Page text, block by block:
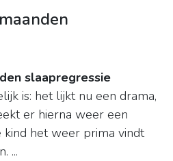
slaapregressie
is: het lijkt nu een drama,
er hierna weer een
kind het weer prima vindt
...